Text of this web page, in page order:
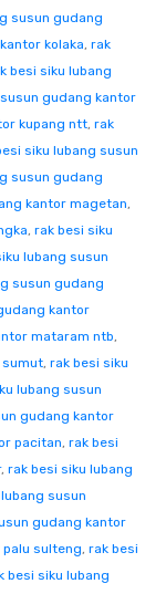
susun gudang
kolaka, rak
besi siku lubang
gudang kantor
kupang ntt, rak
siku lubang susun
susun gudang
kantor magetan,
, rak besi siku
lubang susun
susun gudang
kantor
mataram ntb,
sumut, rak besi siku
lubang susun
gudang kantor
pacitan, rak besi
, rak besi siku lubang
susun
gudang kantor
sulteng, rak besi
besi siku lubang